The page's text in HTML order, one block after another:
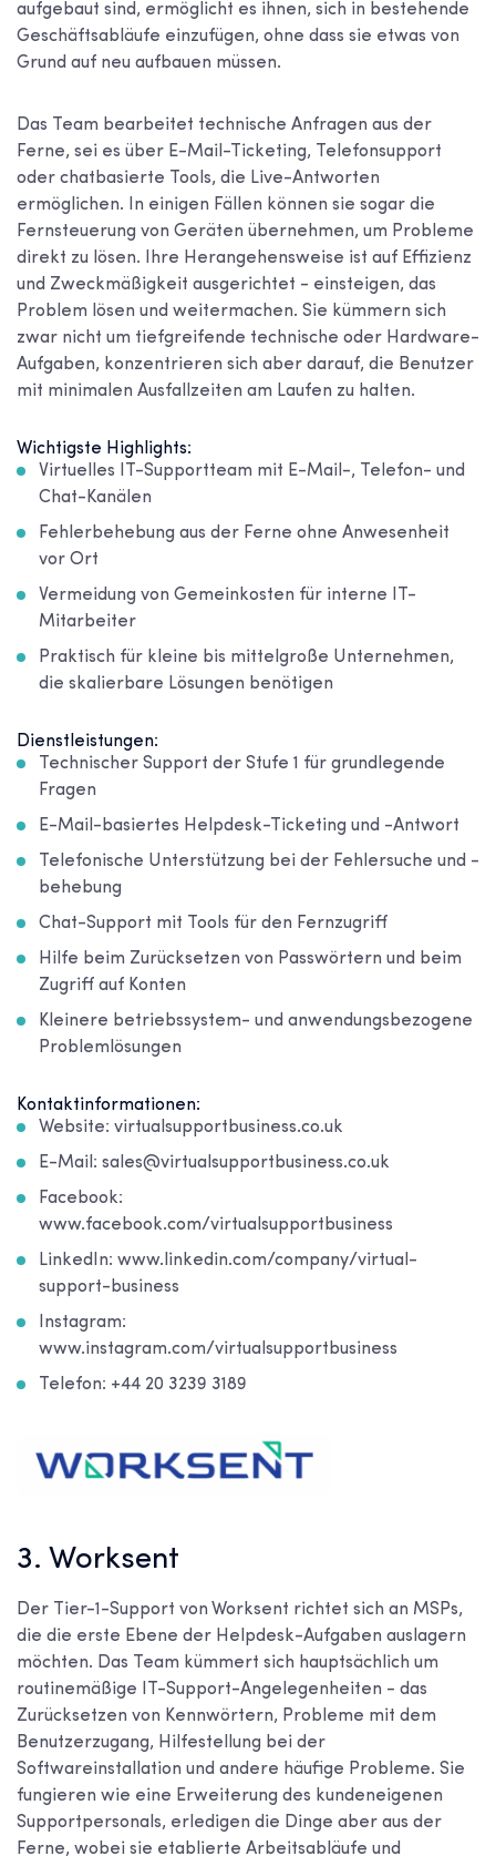
aufgebaut sind, ermöglicht es ihnen, sich in bestehende
Geschäftsabläufe einzufügen, ohne dass sie etwas von
Grund auf neu aufbauen müssen.
Das Team bearbeitet technische Anfragen aus der
Ferne, sei es über E-Mail-Ticketing, Telefonsupport
oder chatbasierte Tools, die Live-Antworten
ermöglichen. In einigen Fällen können sie sogar die
Fernsteuerung von Geräten übernehmen, um Probleme
direkt zu lösen. Ihre Herangehensweise ist auf Effizienz
und Zweckmäßigkeit ausgerichtet - einsteigen, das
Problem lösen und weitermachen. Sie kümmern sich
zwar nicht um tiefgreifende technische oder Hardware-
Aufgaben, konzentrieren sich aber darauf, die Benutzer
mit minimalen Ausfallzeiten am Laufen zu halten.
Wichtigste Highlights:
Virtuelles IT-Supportteam mit E-Mail-, Telefon- und
Chat-Kanälen
Fehlerbehebung aus der Ferne ohne Anwesenheit
vor Ort
Vermeidung von Gemeinkosten für interne IT-
Mitarbeiter
Praktisch für kleine bis mittelgroße Unternehmen,
die skalierbare Lösungen benötigen
Dienstleistungen:
Technischer Support der Stufe 1 für grundlegende
Fragen
E-Mail-basiertes Helpdesk-Ticketing und -Antwort
Telefonische Unterstützung bei der Fehlersuche und -
behebung
Chat-Support mit Tools für den Fernzugriff
Hilfe beim Zurücksetzen von Passwörtern und beim
Zugriff auf Konten
Kleinere betriebssystem- und anwendungsbezogene
Problemlösungen
Kontaktinformationen:
Website: virtualsupportbusiness.co.uk
E-Mail: sales@virtualsupportbusiness.co.uk
Facebook:
www.facebook.com/virtualsupportbusiness
LinkedIn: www.linkedin.com/company/virtual-
support-business
Instagram:
www.instagram.com/virtualsupportbusiness
Telefon: +44 20 3239 3189
3. Worksent
Der Tier-1-Support von Worksent richtet sich an MSPs,
die die erste Ebene der Helpdesk-Aufgaben auslagern
möchten. Das Team kümmert sich hauptsächlich um
routinemäßige IT-Support-Angelegenheiten - das
Zurücksetzen von Kennwörtern, Probleme mit dem
Benutzerzugang, Hilfestellung bei der
Softwareinstallation und andere häufige Probleme. Sie
fungieren wie eine Erweiterung des kundeneigenen
Supportpersonals, erledigen die Dinge aber aus der
Ferne, wobei sie etablierte Arbeitsabläufe und